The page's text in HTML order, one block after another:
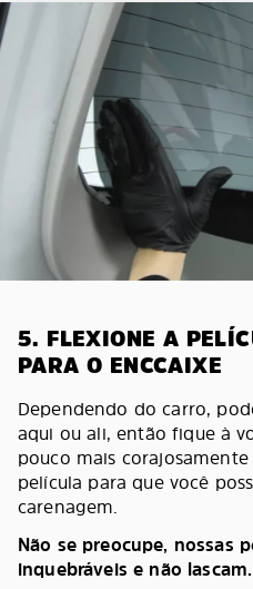
5. FLEXIONE A
PARA O ENCCAIXE
Dependendo do carro,
aqui ou ali, então fique à
pouco mais
película para que você
carenagem.
Não se preocupe, nossas
inquebráveis e não lascam.